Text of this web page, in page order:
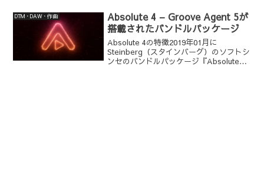
ョンの『HALion 6』...
DTM・DAW・作曲
Absolute 4 – Groove Agent 5が
搭載されたバンドルパッケージ
Absolute 4の特徴2019年01月に
Steinberg（スタインバーグ）のソフトシ
ンセのバンドルパッケージ『Absolute